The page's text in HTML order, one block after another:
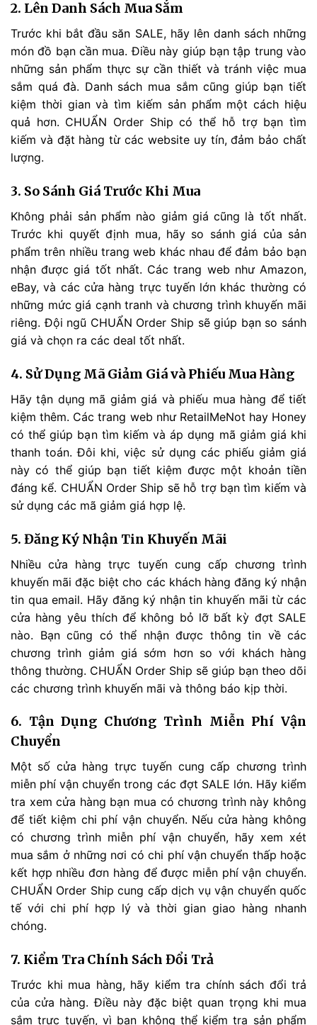
2. Lên Danh Sách Mua Sắm
Trước khi bắt đầu săn SALE, hãy lên danh sách những
món đồ bạn cần mua. Điều này giúp bạn tập trung vào
những sản phẩm thực sự cần thiết và tránh việc mua
sắm quá đà. Danh sách mua sắm cũng giúp bạn tiết
kiệm thời gian và tìm kiếm sản phẩm một cách hiệu
quả hơn. CHUẨN Order Ship có thể hỗ trợ bạn tìm
kiếm và đặt hàng từ các website uy tín, đảm bảo chất
lượng.
3. So Sánh Giá Trước Khi Mua
Không phải sản phẩm nào giảm giá cũng là tốt nhất.
Trước khi quyết định mua, hãy so sánh giá của sản
phẩm trên nhiều trang web khác nhau để đảm bảo bạn
nhận được giá tốt nhất. Các trang web như Amazon,
eBay, và các cửa hàng trực tuyến lớn khác thường có
những mức giá cạnh tranh và chương trình khuyến mãi
riêng. Đội ngũ CHUẨN Order Ship sẽ giúp bạn so sánh
giá và chọn ra các deal tốt nhất.
4. Sử Dụng Mã Giảm Giá và Phiếu Mua Hàng
Hãy tận dụng mã giảm giá và phiếu mua hàng để tiết
kiệm thêm. Các trang web như RetailMeNot hay Honey
có thể giúp bạn tìm kiếm và áp dụng mã giảm giá khi
thanh toán. Đôi khi, việc sử dụng các phiếu giảm giá
này có thể giúp bạn tiết kiệm được một khoản tiền
đáng kể. CHUẨN Order Ship sẽ hỗ trợ bạn tìm kiếm và
sử dụng các mã giảm giá hợp lệ.
5. Đăng Ký Nhận Tin Khuyến Mãi
Nhiều cửa hàng trực tuyến cung cấp chương trình
khuyến mãi đặc biệt cho các khách hàng đăng ký nhận
tin qua email. Hãy đăng ký nhận tin khuyến mãi từ các
cửa hàng yêu thích để không bỏ lỡ bất kỳ đợt SALE
nào. Bạn cũng có thể nhận được thông tin về các
chương trình giảm giá sớm hơn so với khách hàng
thông thường. CHUẨN Order Ship sẽ giúp bạn theo dõi
các chương trình khuyến mãi và thông báo kịp thời.
6. Tận Dụng Chương Trình Miễn Phí Vận
Chuyển
Một số cửa hàng trực tuyến cung cấp chương trình
miễn phí vận chuyển trong các đợt SALE lớn. Hãy kiểm
tra xem cửa hàng bạn mua có chương trình này không
để tiết kiệm chi phí vận chuyển. Nếu cửa hàng không
có chương trình miễn phí vận chuyển, hãy xem xét
mua sắm ở những nơi có chi phí vận chuyển thấp hoặc
kết hợp nhiều đơn hàng để được miễn phí vận chuyển.
CHUẨN Order Ship cung cấp dịch vụ vận chuyển quốc
tế với chi phí hợp lý và thời gian giao hàng nhanh
chóng.
7. Kiểm Tra Chính Sách Đổi Trả
Trước khi mua hàng, hãy kiểm tra chính sách đổi trả
của cửa hàng. Điều này đặc biệt quan trọng khi mua
sắm trực tuyến, vì bạn không thể kiểm tra sản phẩm